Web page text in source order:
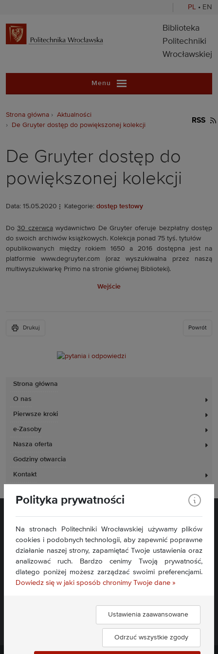
PL • EN
Biblioteka
Biblioteka
Politechniki
Wrocławskiej
Menu
Strona główna
O nas
Pierwsze kroki
e-Zasoby
Nasza oferta
Godziny otwarcia
Kontakt
Strona główna
Aktualności
De Gruyter dostęp do powiększonej kolekcji
RSS
De Gruyter dostęp do
powiększonej kolekcji
Data: 15.05.2020 Kategorie: dostęp testowy
Do30 czerwcawydawnictwo De Gruyter oferuje bezpłatny dostęp
do swoich archiwów książkowych. Kolekcja ponad 75 tyś. tytułów
opublikowanych między rokiem 1650 a 2016 dostępna jest na
platformie www.degruyter.com (oraz wyszukiwalna przez naszą
multiwyszukiwarkę Primo na stronie głównej Biblioteki).
Wejście
Drukuj Powrót
Plac Grunwaldzki 11
50-377 Wrocław
Deklaracja dostępności
Polityka prywatności
Na stronach Politechniki Wrocławskiej używamy plików
cookies i podobnych technologii, aby zapewnić poprawne
działanie naszej strony, zapamiętać Twoje ustawienia oraz
analizować ruch. Bardzo cenimy Twoją prywatność,
dlatego poniżej możesz zarządzać swoimi preferencjami.
Dowiedz się w jaki sposób chronimy Twoje dane »
Ustawienia zaawansowane
Odrzuć wszystkie zgody